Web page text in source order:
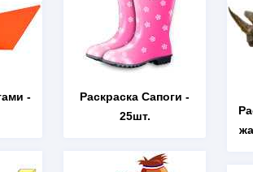
-
Раскраска Сапоги -
25шт.